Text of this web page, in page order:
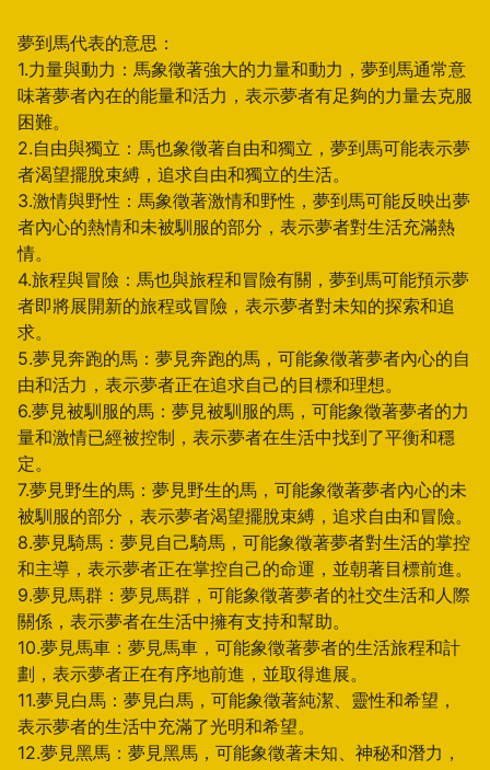
夢到馬代表的意思：
1.力量與動力：馬象徵著強大的力量和動力，夢到馬通常意
味著夢者內在的能量和活力，表示夢者有足夠的力量去克服
困難。
2.自由與獨立：馬也象徵著自由和獨立，夢到馬可能表示夢
者渴望擺脫束縛，追求自由和獨立的生活。
3.激情與野性：馬象徵著激情和野性，夢到馬可能反映出夢
者內心的熱情和未被馴服的部分，表示夢者對生活充滿熱
情。
4.旅程與冒險：馬也與旅程和冒險有關，夢到馬可能預示夢
者即將展開新的旅程或冒險，表示夢者對未知的探索和追
求。
5.夢見奔跑的馬：夢見奔跑的馬，可能象徵著夢者內心的自
由和活力，表示夢者正在追求自己的目標和理想。
6.夢見被馴服的馬：夢見被馴服的馬，可能象徵著夢者的力
量和激情已經被控制，表示夢者在生活中找到了平衡和穩
定。
7.夢見野生的馬：夢見野生的馬，可能象徵著夢者內心的未
被馴服的部分，表示夢者渴望擺脫束縛，追求自由和冒險。
8.夢見騎馬：夢見自己騎馬，可能象徵著夢者對生活的掌控
和主導，表示夢者正在掌控自己的命運，並朝著目標前進。
9.夢見馬群：夢見馬群，可能象徵著夢者的社交生活和人際
關係，表示夢者在生活中擁有支持和幫助。
10.夢見馬車：夢見馬車，可能象徵著夢者的生活旅程和計
劃，表示夢者正在有序地前進，並取得進展。
11.夢見白馬：夢見白馬，可能象徵著純潔、靈性和希望，
表示夢者的生活中充滿了光明和希望。
12.夢見黑馬：夢見黑馬，可能象徵著未知、神秘和潛力，